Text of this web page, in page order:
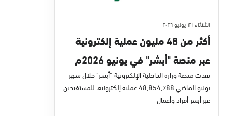
الثلاثاء ٢١ يوليو ٢٠٢٦
أكثر من 48 مليون عملية إلكترونية
عبر منصة "أبشر" في يونيو 2026م
نفذت منصة وزارة الداخلية الإلكترونية "أبشر" خلال شهر
يونيو الماضي 48,854,788 عملية إلكترونية، للمستفيدين
عبر أبشر أفراد وأعمال